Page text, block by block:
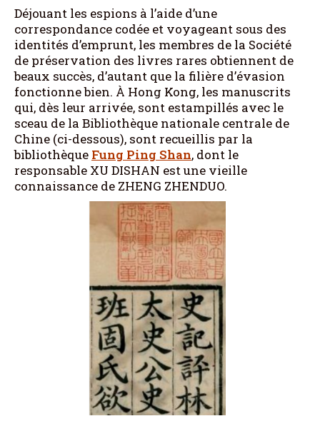
Déjouant les espions à l’aide d’une
correspondance codée et voyageant sous des
identités d’emprunt, les membres de la Société
de préservation des livres rares obtiennent de
beaux succès, d’autant que la filière d’évasion
fonctionne bien. À Hong Kong, les manuscrits
qui, dès leur arrivée, sont estampillés avec le
sceau de la Bibliothèque nationale centrale de
Chine (ci-dessous), sont recueillis par la
bibliothèque Fung Ping Shan, dont le
responsable XU DISHAN est une vieille
connaissance de ZHENG ZHENDUO.